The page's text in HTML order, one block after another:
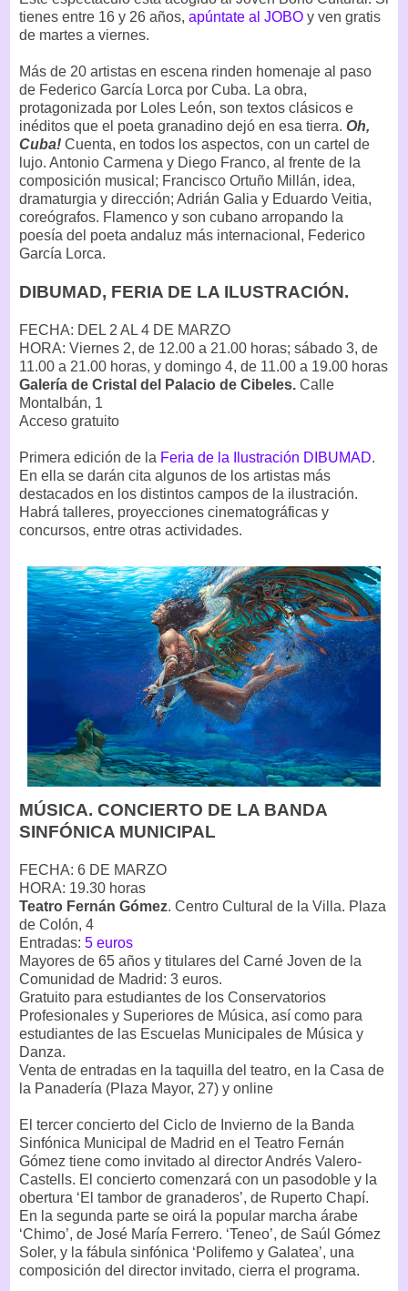
tienes entre 16 y 26 años, apúntate al JOBO y ven gratis
de martes a viernes.
Más de 20 artistas en escena rinden homenaje al paso
de Federico García Lorca por Cuba. La obra,
protagonizada por Loles León, son textos clásicos e
inéditos que el poeta granadino dejó en esa tierra. Oh,
Cuba! Cuenta, en todos los aspectos, con un cartel de
lujo. Antonio Carmena y Diego Franco, al frente de la
composición musical; Francisco Ortuño Millán, idea,
dramaturgia y dirección; Adrián Galia y Eduardo Veitia,
coreógrafos. Flamenco y son cubano arropando la
poesía del poeta andaluz más internacional, Federico
García Lorca.
DIBUMAD, FERIA DE LA ILUSTRACIÓN.
FECHA: DEL 2 AL 4 DE MARZO
HORA: Viernes 2, de 12.00 a 21.00 horas; sábado 3, de
11.00 a 21.00 horas, y domingo 4, de 11.00 a 19.00 horas
Galería de Cristal del Palacio de Cibeles. Calle
Montalbán, 1
Acceso gratuito
Primera edición de la Feria de la Ilustración DIBUMAD.
En ella se darán cita algunos de los artistas más
destacados en los distintos campos de la ilustración.
Habrá talleres, proyecciones cinematográficas y
concursos, entre otras actividades.
MÚSICA. CONCIERTO DE LA BANDA
SINFÓNICA MUNICIPAL
FECHA: 6 DE MARZO
HORA: 19.30 horas
Teatro Fernán Gómez. Centro Cultural de la Villa. Plaza
de Colón, 4
Entradas: 5 euros
Mayores de 65 años y titulares del Carné Joven de la
Comunidad de Madrid: 3 euros.
Gratuito para estudiantes de los Conservatorios
Profesionales y Superiores de Música, así como para
estudiantes de las Escuelas Municipales de Música y
Danza.
Venta de entradas en la taquilla del teatro, en la Casa de
la Panadería (Plaza Mayor, 27) y online
El tercer concierto del Ciclo de Invierno de la Banda
Sinfónica Municipal de Madrid en el Teatro Fernán
Gómez tiene como invitado al director Andrés Valero-
Castells. El concierto comenzará con un pasodoble y la
obertura ‘El tambor de granaderos’, de Ruperto Chapí.
En la segunda parte se oirá la popular marcha árabe
‘Chimo’, de José María Ferrero. ‘Teneo’, de Saúl Gómez
Soler, y la fábula sinfónica ‘Polifemo y Galatea’, una
composición del director invitado, cierra el programa.